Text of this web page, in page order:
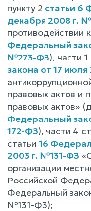
пункту 2 статьи 6
декабря 2008 г.
противодействии
Федеральный
№273-ФЗ), части 1
закона от 17
правовых актов и
правовых актов»
Федеральный
172-ФЗ), части 4
статьи 16
2003 г. №131-ФЗ
организации
Российской
Федеральный
№131-Ф3);